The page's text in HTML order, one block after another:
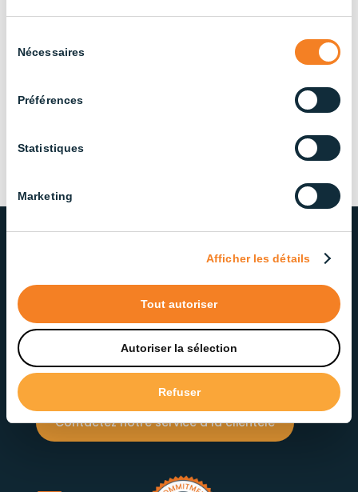
duNécessaires
Préférences
Statistiques
Marketing
Afficher les détails
Tout autoriser
Autoriser la sélection
Refuser
Products by type
Contrôleurs d’éclairage
Tubes LED étanches
Fière d’offrir des solutions d’éclairage fiables et de
qualité, notre équipe dévouée veille à offrir un
service exceptionnel à chaque étape.
Contactez notre service à la clientèle